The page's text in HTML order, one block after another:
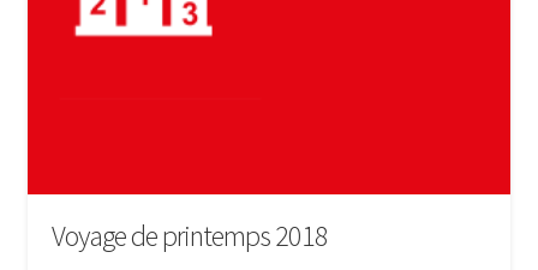
Voyage de printemps 2018